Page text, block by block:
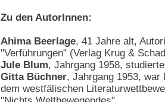
Zu den AutorInnen:
Ahima Beerlage, 41 Jahre alt,
"Verführungen" (Verlag Krug &
Jule Blum, Jahrgang 1958,
Gitta Büchner, Jahrgang 1953,
dem westfälischen